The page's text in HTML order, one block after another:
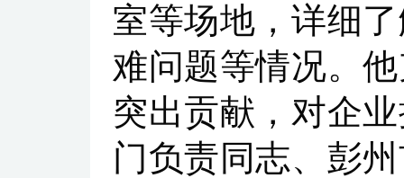
室等场地，详细
难问题等情况。
突出贡献，对企
门负责同志、彭